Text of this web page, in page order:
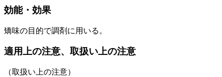
効能・効果
矯味の目的で調剤に用いる。
適用上の注意、取扱い上の注意
（取扱い上の注意）